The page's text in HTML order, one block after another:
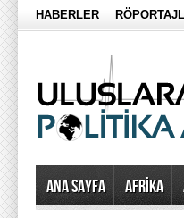
HABERLER
Ana Sayfa AFRİKA